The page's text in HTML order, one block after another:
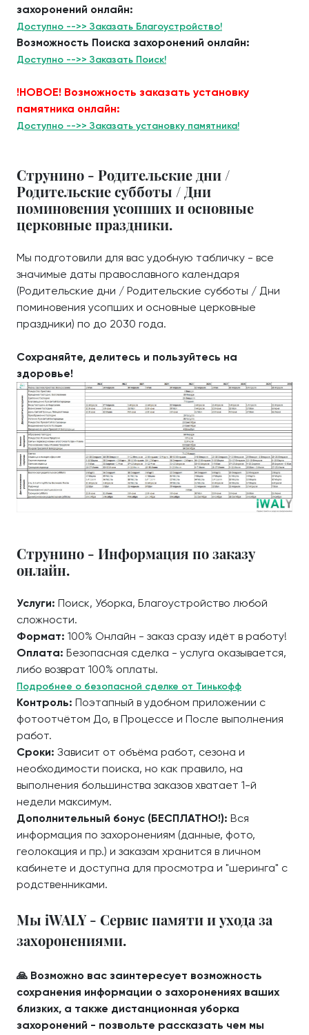
захоронений онлайн:
Доступно -->> Заказать Благоустройство!
Возможность Поиска захоронений онлайн:
Доступно -->> Заказать Поиск!
!НОВОЕ! Возможность заказать установку
памятника онлайн:
Доступно -->> Заказать установку памятника!
Струнино - Родительские дни /
Родительские субботы / Дни
поминовения усопших и основные
церковные праздники.
Мы подготовили для вас удобную табличку - все
значимые даты православного календаря
(Родительские дни / Родительские субботы / Дни
поминовения усопших и основные церковные
праздники) по до 2030 года.
Сохраняйте, делитесь и пользуйтесь на
здоровье!
Струнино - Информация по заказу
онлайн.
Услуги: Поиск, Уборка, Благоустройство любой
сложности.
Формат: 100% Онлайн - заказ сразу идёт в работу!
Оплата: Безопасная сделка - услуга оказывается,
либо возврат 100% оплаты.
Подробнее о безопасной сделке от Тинькофф
Контроль: Поэтапный в удобном приложении с
фотоотчётом До, в Процессе и После выполнения
работ.
Сроки: Зависит от объёма работ, сезона и
необходимости поиска, но как правило, на
выполнения большинства заказов хватает 1-й
недели максимум.
Дополнительный бонус (БЕСПЛАТНО!): Вся
информация по захоронениям (данные, фото,
геолокация и пр.) и заказам хранится в личном
кабинете и доступна для просмотра и "шеринга" с
родственниками.
Мы iWALY - Сервис памяти и ухода за
захоронениями.
🙏 Возможно вас заинтересует возможность
сохранения информации о захоронениях ваших
близких, а также дистанционная уборка
захоронений - позвольте рассказать чем мы